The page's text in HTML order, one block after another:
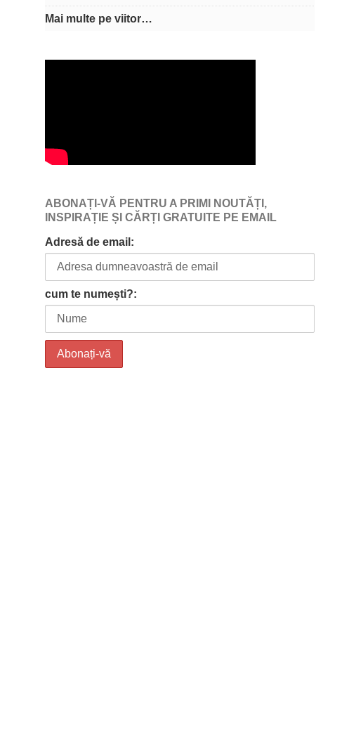
Mai multe pe viitor…
ABONAȚI-VĂ PENTRU A PRIMI NOUTĂȚI,
INSPIRAȚIE ȘI CĂRȚI GRATUITE PE EMAIL
Adresă de email:
cum te numești?: